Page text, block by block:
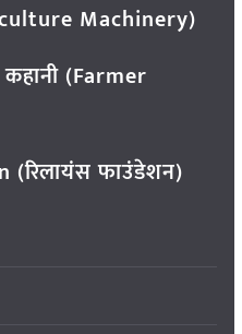
Machinery)
(Farmer
(रिलायंस फाउंडेशन)